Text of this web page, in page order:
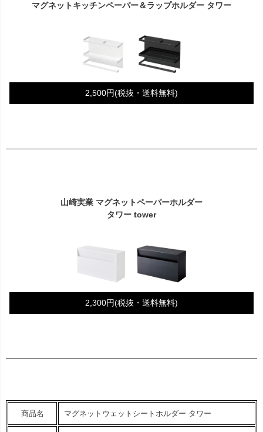
マグネットキッチンペーパー＆ラップホルダー タワー
2,500円(税抜・送料無料)
山崎実業 マグネットペーパーホルダー
タワー tower
2,300円(税抜・送料無料)
商品名 マグネットウェットシートホルダー タワー